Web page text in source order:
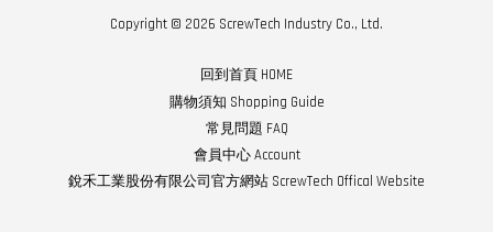
Copyright © 2026 ScrewTech Industry Co., Ltd.
回到首頁 HOME
購物須知 Shopping Guide
常見問題 FAQ
會員中心 Account
銳禾工業股份有限公司官方網站 ScrewTech Offical Website